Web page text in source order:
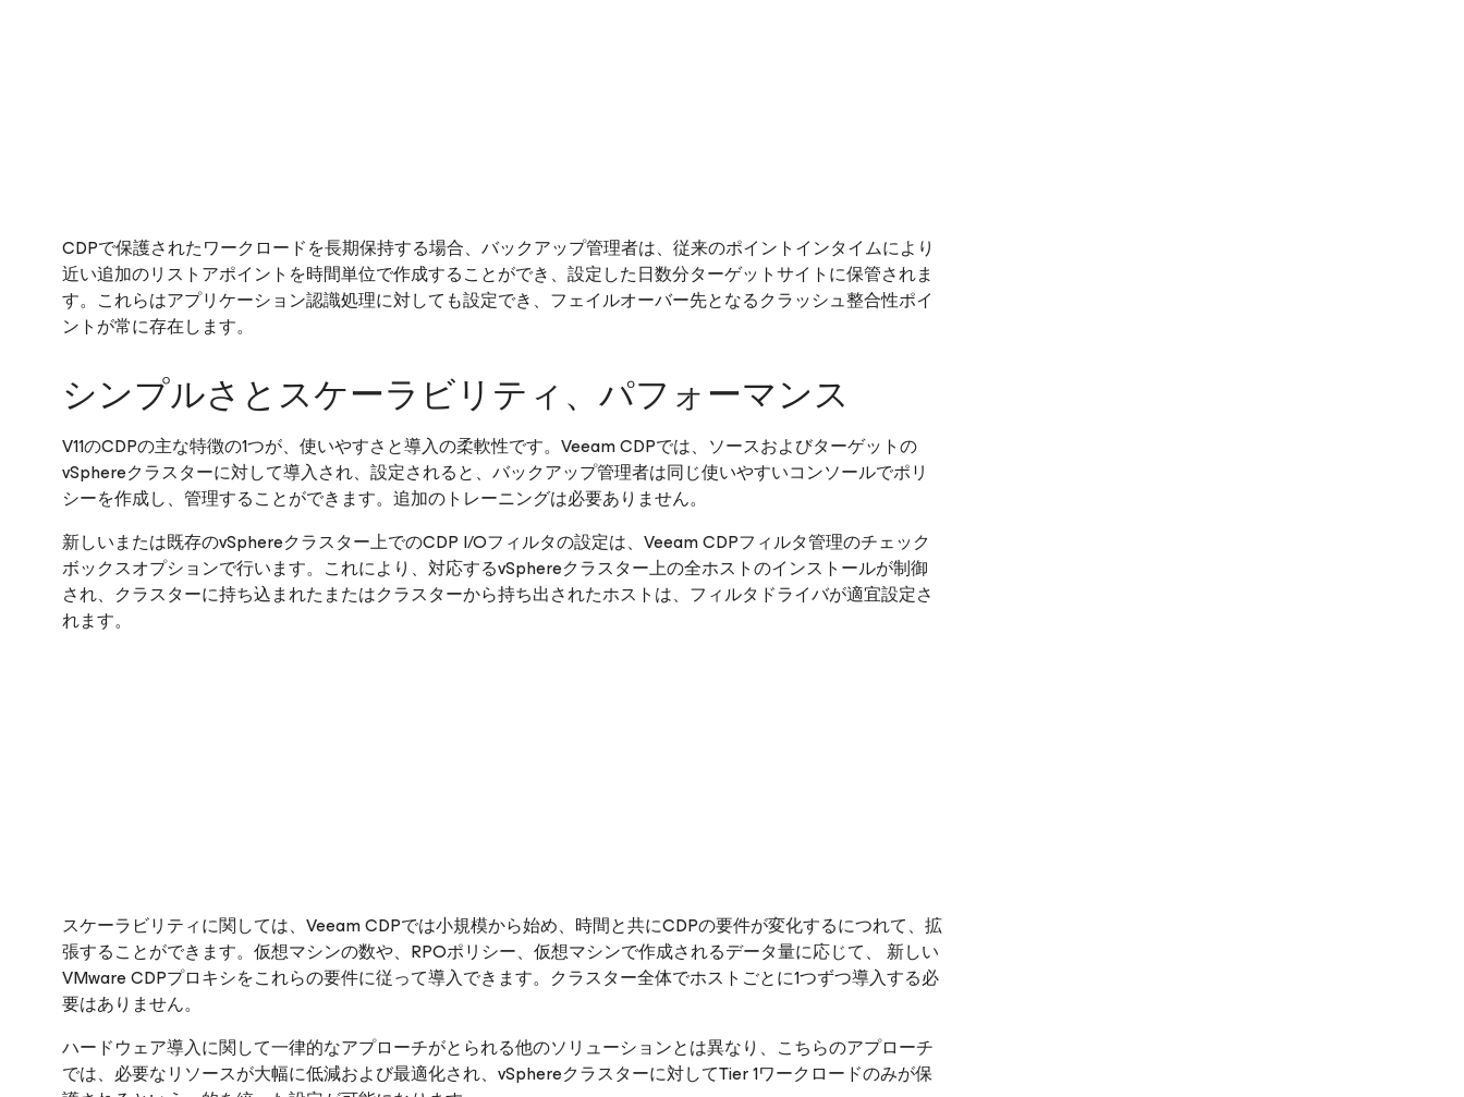
CDPで保護されたワークロードを長期保持する場合、バックアップ管理者は、従来のポイントインタイムにより
近い追加のリストアポイントを時間単位で作成することができ、設定した日数分ターゲットサイトに保管されま
す。これらはアプリケーション認識処理に対しても設定でき、フェイルオーバー先となるクラッシュ整合性ポイ
ントが常に存在します。
シンプルさとスケーラビリティ、パフォーマンス
V11のCDPの主な特徴の1つが、使いやすさと導入の柔軟性です。Veeam CDPでは、ソースおよびターゲットの
vSphereクラスターに対して導入され、設定されると、バックアップ管理者は同じ使いやすいコンソールでポリ
シーを作成し、管理することができます。追加のトレーニングは必要ありません。
新しいまたは既存のvSphereクラスター上でのCDP I/Oフィルタの設定は、Veeam CDPフィルタ管理のチェック
ボックスオプションで行います。これにより、対応するvSphereクラスター上の全ホストのインストールが制御
され、クラスターに持ち込まれたまたはクラスターから持ち出されたホストは、フィルタドライバが適宜設定さ
れます。
スケーラビリティに関しては、Veeam CDPでは小規模から始め、時間と共にCDPの要件が変化するにつれて、拡
張することができます。仮想マシンの数や、RPOポリシー、仮想マシンで作成されるデータ量に応じて、 新しい
VMware CDPプロキシをこれらの要件に従って導入できます。クラスター全体でホストごとに1つずつ導入する必
要はありません。
ハードウェア導入に関して一律的なアプローチがとられる他のソリューションとは異なり、こちらのアプローチ
では、必要なリソースが大幅に低減および最適化され、vSphereクラスターに対してTier 1ワークロードのみが保